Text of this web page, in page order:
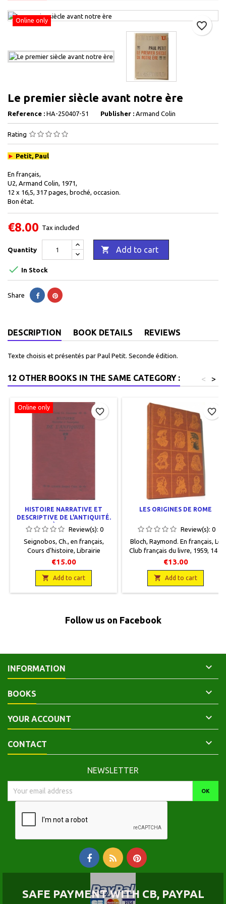
Online only
Le premier siècle avant notre ère
Reference : HA-250407-51 Publisher : Armand Colin
Rating
► Petit, Paul
En français,
U2, Armand Colin, 1971,
12 x 16,5, 317 pages, broché, occasion.
Bon état.
€8.00 Tax included
Quantity  Add to cart
favorite_border
 In Stock
Share
DESCRIPTION BOOK DETAILS REVIEWS
Texte choisis et présentés par Paul Petit. Seconde édition.
12 OTHER BOOKS IN THE SAME CATEGORY : >
<
Online only
HISTOIRE NARRATIVE ET
DESCRIPTIVE DE L'ANTIQUITÉ.
SIXIÈME A ET B
Review(s): 0
Seignobos, Ch., en français,
Cours d'histoire, Librairie
Armand Colin, 1919, 11,5 x 17,5,
Correct. Reliure souple éditeur
défraîchie. Papier intérieur jauni.
€15.00
 Add to cart
favorite_border
LES ORIGINES DE ROME
Review(s): 0
Bloch, Raymond. En français, Le
Club français du livre, 1959, 14 x
21, 173 pages, relié, occasion.
couleur ocre avec illustrations.
Edition numérotée.
€13.00
 Add to cart
favorite_border
Follow us on Facebook
INFORMATION 
BOOKS 
YOUR ACCOUNT 
CONTACT 
NEWSLETTER
SAFE PAYMENT WITH CB, PAYPAL